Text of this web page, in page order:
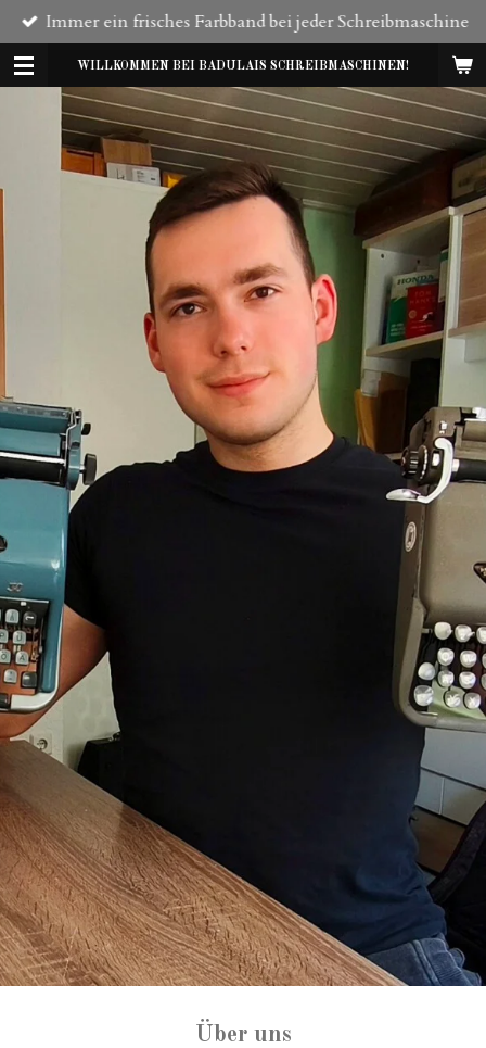
Zum
Hauptinhalt
springenWILLKOMMEN BEI BADULAIS SCHREIBMASCHINEN!
Immer ein frisches Farbband bei jeder Schreibmaschine
Über uns